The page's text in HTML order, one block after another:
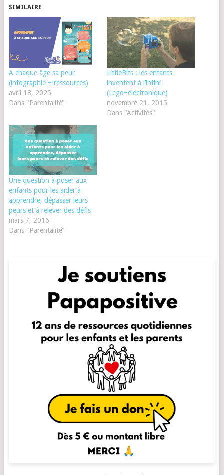
SIMILAIRE
A chaque âge sa peur
(infographie + ressources)
avril 18, 2025
Dans "Parentalité"
LittleBits : les enfants
inventent à l’infini
(Lego+électronique)
novembre 21, 2015
Dans "Activités"
Une question à poser aux
enfants pour les aider à
apprendre, dépasser leurs
peurs et à relever des défis
mars 7, 2016
Dans "Parentalité"